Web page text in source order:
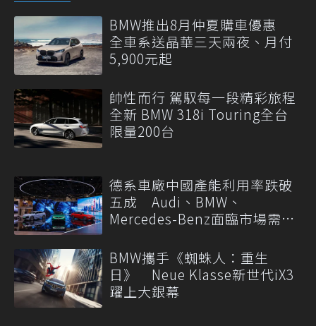
BMW推出8月仲夏購車優惠
全車系送晶華三天兩夜、月付
5,900元起
帥性而行 駕馭每一段精彩旅程
全新 BMW 318i Touring全台
限量200台
德系車廠中國產能利用率跌破
五成 Audi、BMW、
Mercedes-Benz面臨市場需求
BMW攜手《蜘蛛人：重生
日》 Neue Klasse新世代iX3
躍上大銀幕